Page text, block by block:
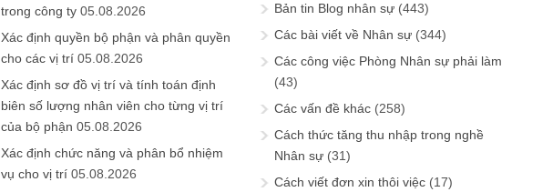
trong công ty 05.08.2026
Xác định quyền bộ phận và phân quyền
cho các vị trí 05.08.2026
Xác định sơ đồ vị trí và tính toán định
biên số lượng nhân viên cho từng vị trí
của bộ phận 05.08.2026
Xác định chức năng và phân bổ nhiệm
vụ cho vị trí 05.08.2026
Bản tin Blog nhân sự (443)
Các bài viết về Nhân sự (344)
Các công việc Phòng Nhân sự phải làm
(43)
Các vấn đề khác (258)
Cách thức tăng thu nhập trong nghề
Nhân sự (31)
Cách viết đơn xin thôi việc (17)